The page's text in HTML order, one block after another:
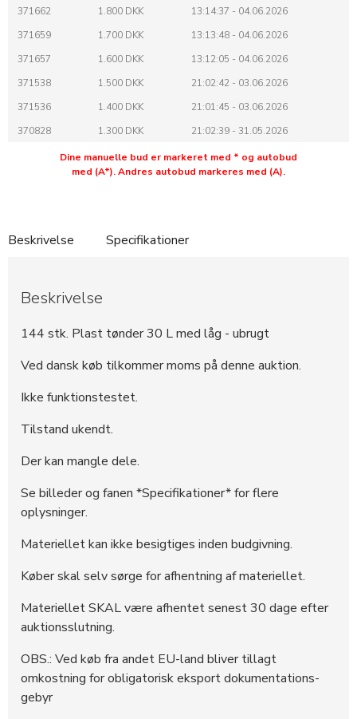
371662
1.800 DKK
13:14:37 - 04.06.2026
371659
1.700 DKK
13:13:48 - 04.06.2026
371657
1.600 DKK
13:12:05 - 04.06.2026
371538
1.500 DKK
21:02:42 - 03.06.2026
371536
1.400 DKK
21:01:45 - 03.06.2026
370828
1.300 DKK
21:02:39 - 31.05.2026
1.100 DKK
00:05:46 - 30.05.2026
1.000 DKK
00:05:31 - 30.05.2026
800 DKK
369171
600 DKK
Dine manuelle bud er markeret med * og autobud
med (A*). Andres autobud markeres med (A).
Beskrivelse Specifikationer
Beskrivelse
144 stk. Plast tønder 30 L med låg - ubrugt
Ved dansk køb tilkommer moms på denne auktion.
Ikke funktionstestet.
Tilstand ukendt.
Der kan mangle dele.
Se billeder og fanen *Specifikationer* for flere
oplysninger.
Materiellet kan ikke besigtiges inden budgivning.
Køber skal selv sørge for afhentning af materiellet.
Materiellet SKAL være afhentet senest 30 dage efter
auktionsslutning.
OBS.: Ved køb fra andet EU-land bliver tillagt
omkostning for obligatorisk eksport dokumentations-
gebyr